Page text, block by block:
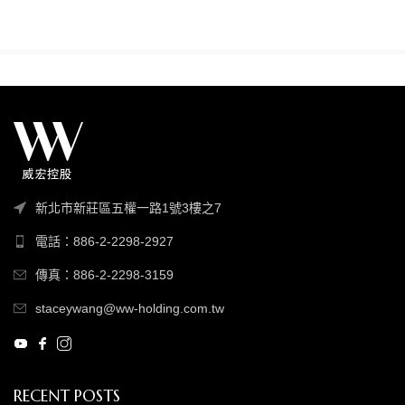
新北市新莊區五權一路1號3樓之7
電話：886-2-2298-2927
傳真：886-2-2298-3159
staceywang@ww-holding.com.tw
RECENT POSTS